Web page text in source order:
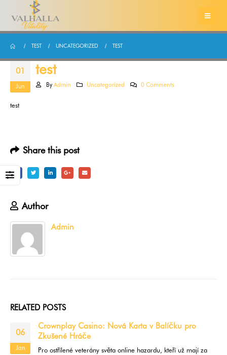
TEST UNCATEGORIZED TEST
01
Jun
test
By Admin Uncategorized 0 Comments
test
Share this post
Author
Admin
RELATED POSTS
06
Jan
Crownplay Casino: Nová Karta v Balíčku pro
Zkušené Hráče
Pro ostřílené veterány světa online hazardu, kteří už mají za